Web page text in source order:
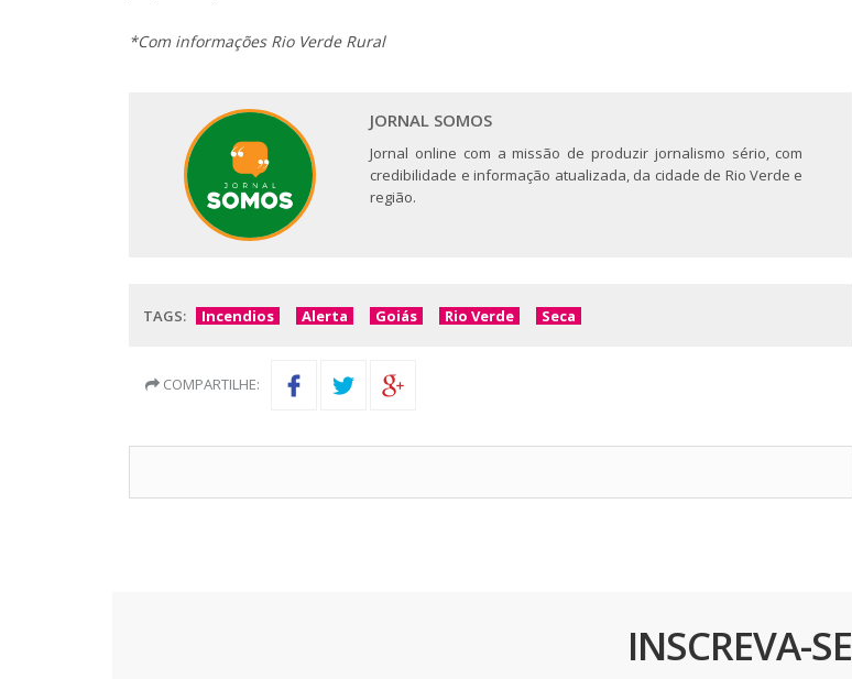
*Com informações Rio Verde Rural
JORNAL SOMOS
Jornal online com a missão de produzir jornalismo sério, com
credibilidade e informação atualizada, da cidade de Rio Verde e
região.
TAGS: Incendios Alerta Goiás Rio Verde Seca
COMPARTILHE:
INSCREVA-SE